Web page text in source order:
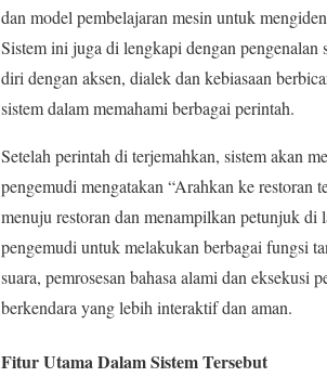
dan model pembelajaran mesin untuk
Sistem ini juga di lengkapi dengan
diri dengan aksen, dialek dan kebiasaan
sistem dalam memahami berbagai perintah.
Setelah perintah di terjemahkan, sistem akan
pengemudi mengatakan “Arahkan ke restoran
menuju restoran dan menampilkan petunjuk
pengemudi untuk melakukan berbagai fungsi
suara, pemrosesan bahasa alami dan eksekusi
berkendara yang lebih interaktif dan aman.
Fitur Utama Dalam Sistem Tersebut